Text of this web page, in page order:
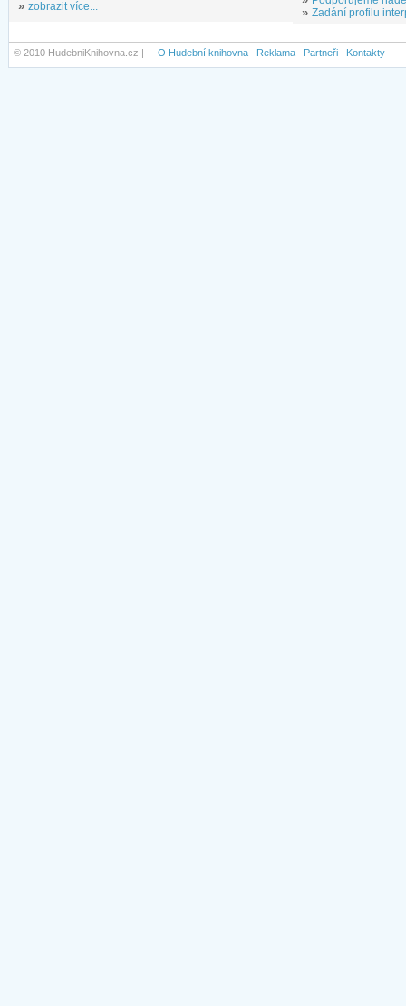
» zobrazit více...
» Zadání profilu
© 2010 HudebniKnihovna.cz | O Hudební knihovna Reklama Partneři Kontakty